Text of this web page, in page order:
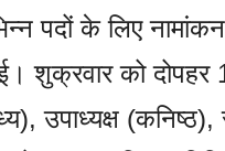
पदों के लिए
शुक्रवार को दोपहर
उपाध्यक्ष